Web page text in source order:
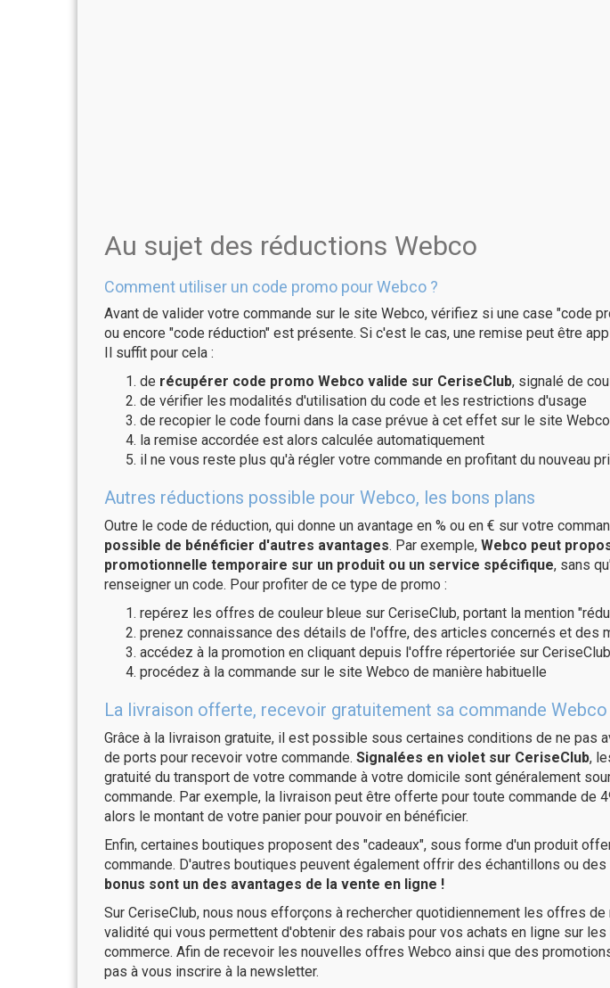
Au sujet des réductions Webco
Comment utiliser un code promo pour Webco ?
Avant de valider votre commande sur le site Webco, vérifiez si une case "code
ou encore "code réduction" est présente. Si c'est le cas, une remise peut être
Il suffit pour cela :
de récupérer code promo Webco valide sur CeriseClub, signalé de
de vérifier les modalités d'utilisation du code et les restrictions d'usage
de recopier le code fourni dans la case prévue à cet effet sur le site Webco
la remise accordée est alors calculée automatiquement
il ne vous reste plus qu'à régler votre commande en profitant du nouveau
Autres réductions possible pour Webco, les bons plans
Outre le code de réduction, qui donne un avantage en % ou en € sur votre
possible de bénéficier d'autres avantages. Par exemple, Webco peut
promotionnelle temporaire sur un produit ou un service spécifique, sans
renseigner un code. Pour profiter de ce type de promo :
repérez les offres de couleur bleue sur CeriseClub, portant la mention
prenez connaissance des détails de l'offre, des articles concernés et des
accédez à la promotion en cliquant depuis l'offre répertoriée sur CeriseClub
procédez à la commande sur le site Webco de manière habituelle
La livraison offerte, recevoir gratuitement sa commande Webco
Grâce à la livraison gratuite, il est possible sous certaines conditions de ne pas
de ports pour recevoir votre commande. Signalées en violet sur CeriseClub,
gratuité du transport de votre commande à votre domicile sont généralement
commande. Par exemple, la livraison peut être offerte pour toute commande de
alors le montant de votre panier pour pouvoir en bénéficier.
Enfin, certaines boutiques proposent des "cadeaux", sous forme d'un produit
commande. D'autres boutiques peuvent également offrir des échantillons ou
bonus sont un des avantages de la vente en ligne !
Sur CeriseClub, nous nous efforçons à rechercher quotidiennement les offres de
validité qui vous permettent d'obtenir des rabais pour vos achats en ligne sur
commerce. Afin de recevoir les nouvelles offres Webco ainsi que des
pas à vous inscrire à la newsletter.